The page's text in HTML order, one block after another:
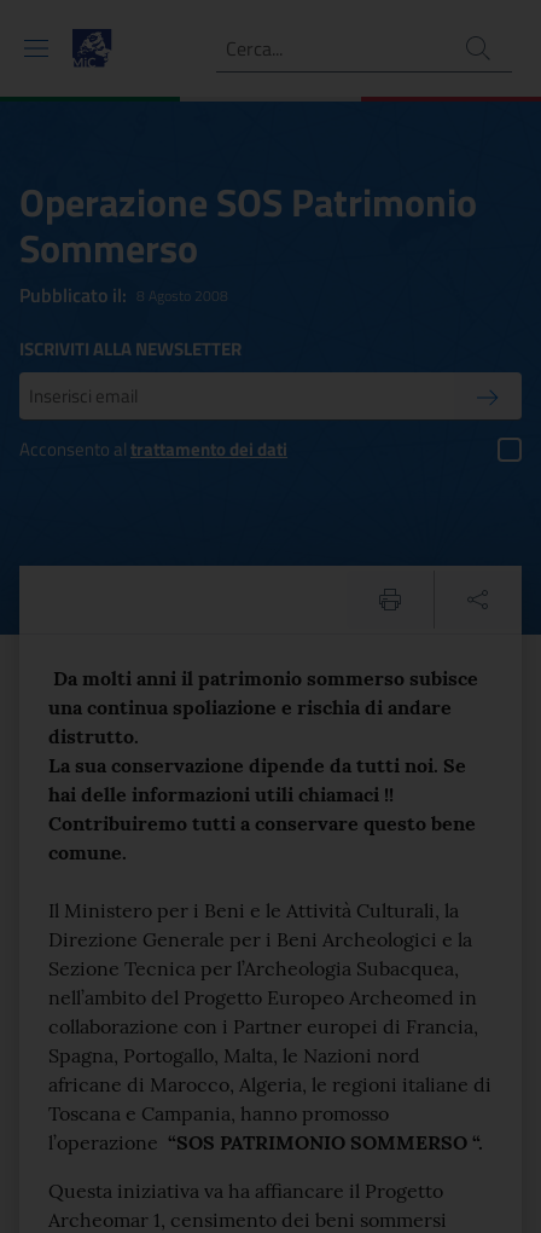
Ricerca
Operazione SOS Patrimonio
Sommerso
Pubblicato il: 8 Agosto 2008
ISCRIVITI ALLA NEWSLETTER
Inserisci la tua mail
Acconsento altrattamento dei dati
Operazione SOS
Testo del comunicato
Da molti anni il patrimonio sommerso subisce
una continua spoliazione e rischia di andare
distrutto.
La sua conservazione dipende da tutti noi. Se
hai delle informazioni utili chiamaci !!
Contribuiremo tutti a conservare questo bene
comune.
Il Ministero per i Beni e le Attività Culturali, la
Direzione Generale per i Beni Archeologici e la
Sezione Tecnica per l’Archeologia Subacquea,
nell’ambito del Progetto Europeo Archeomed in
collaborazione con i Partner europei di Francia,
Spagna, Portogallo, Malta, le Nazioni nord
africane di Marocco, Algeria, le regioni italiane di
Toscana e Campania, hanno promosso
l’operazione “SOS PATRIMONIO SOMMERSO “.
Questa iniziativa va ha affiancare il Progetto
Archeomar 1, censimento dei beni sommersi